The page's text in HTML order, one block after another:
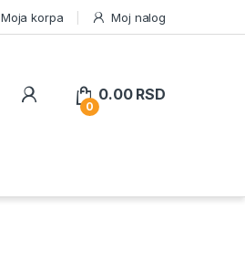
Moja korpa Moj nalog
0
0.00 RSD